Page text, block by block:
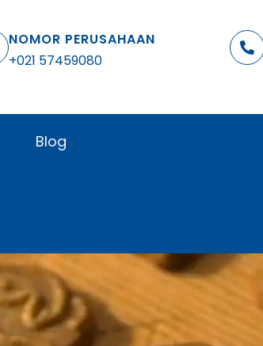
NOMOR PERUSAHAAN
+021 57459080
Blog